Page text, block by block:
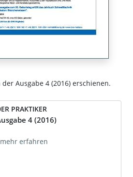
Ausgabe 4 (2016) erschienen.
PRAKTIKER
4 (2016)
mehr erfahren